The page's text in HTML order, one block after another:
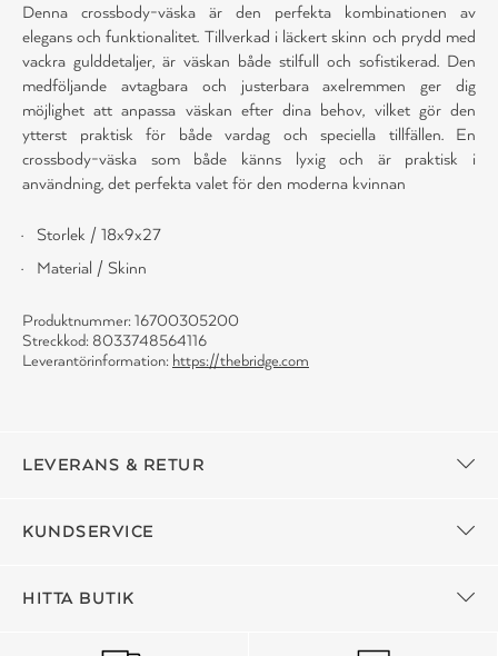
Denna crossbody-väska är den perfekta kombinationen av
elegans och funktionalitet. Tillverkad i läckert skinn och prydd med
vackra gulddetaljer, är väskan både stilfull och sofistikerad. Den
medföljande avtagbara och justerbara axelremmen ger dig
möjlighet att anpassa väskan efter dina behov, vilket gör den
ytterst praktisk för både vardag och speciella tillfällen. En
crossbody-väska som både känns lyxig och är praktisk i
användning, det perfekta valet för den moderna kvinnan
Storlek / 18x9x27
Material / Skinn
Produktnummer: 16700305200
Streckkod: 8033748564116
Leverantörinformation: https://thebridge.com
LEVERANS & RETUR
KUNDSERVICE
HITTA BUTIK